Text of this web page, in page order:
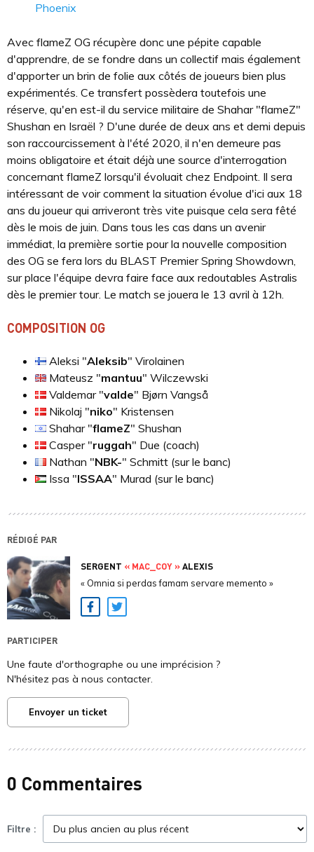
Phoenix
Avec flameZ OG récupère donc une pépite capable
d'apprendre, de se fondre dans un collectif mais également
d'apporter un brin de folie aux côtés de joueurs bien plus
expérimentés. Ce transfert possèdera toutefois une
réserve, qu'en est-il du service militaire de Shahar "flameZ"
Shushan en Israël ? D'une durée de deux ans et demi depuis
son raccourcissement à l'été 2020, il n'en demeure pas
moins obligatoire et était déjà une source d'interrogation
concernant flameZ lorsqu'il évoluait chez Endpoint. Il sera
intéressant de voir comment la situation évolue d'ici aux 18
ans du joueur qui arriveront très vite puisque cela sera fêté
dès le mois de juin. Dans tous les cas dans un avenir
immédiat, la première sortie pour la nouvelle composition
des OG se fera lors du BLAST Premier Spring Showdown,
sur place l'équipe devra faire face aux redoutables Astralis
dès le premier tour. Le match se jouera le 13 avril à 12h.
COMPOSITION OG
Aleksi "⁠Aleksib⁠" Virolainen
Mateusz "⁠mantuu⁠" Wilczewski
Valdemar "⁠valde⁠" Bjørn Vangså
Nikolaj "⁠niko⁠" Kristensen
Shahar "⁠flameZ⁠" Shushan
Casper "⁠ruggah⁠" Due (coach)
Nathan "⁠NBK-⁠" Schmitt (sur le banc)
Issa "⁠ISSAA⁠" Murad (sur le banc)
RÉDIGÉ PAR
SERGENT « MAC_COY »ALEXIS
« Omnia si perdas famam servare memento »
Facebook
Twitter
PARTICIPER
Une faute d'orthographe ou une imprécision ?
N'hésitez pas à nous contacter.
Envoyer un ticket
0 Commentaires
Filtre :